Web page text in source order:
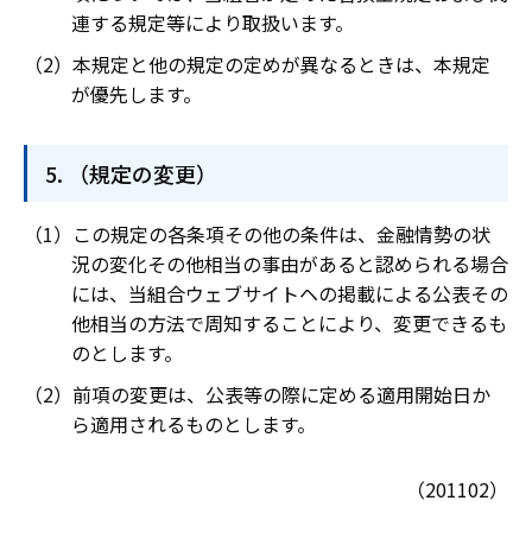
連する規定等により取扱います。
本規定と他の規定の定めが異なるときは、本規定
が優先します。
（規定の変更）
この規定の各条項その他の条件は、金融情勢の状
況の変化その他相当の事由があると認められる場合
には、当組合ウェブサイトヘの掲載による公表その
他相当の方法で周知することにより、変更できるも
のとします。
前項の変更は、公表等の際に定める適用開始日か
ら適用されるものとします。
（201102）